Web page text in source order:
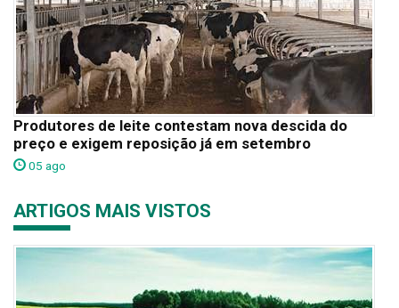
Produtores de leite contestam nova descida do
preço e exigem reposição já em setembro
05 ago
ARTIGOS MAIS VISTOS